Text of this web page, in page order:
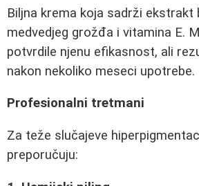
Biljna krema koja sadrži ekstrakt
medvedjeg grožđa i vitamina E.
potvrdile njenu efikasnost, ali
nakon nekoliko meseci upotrebe.
Profesionalni tretmani
Za teže slučajeve
preporučuju: